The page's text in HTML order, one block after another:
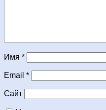
Имя *
Email *
Сайт